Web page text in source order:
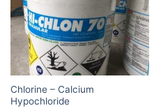
Chlorine – Calcium
Hypochloride